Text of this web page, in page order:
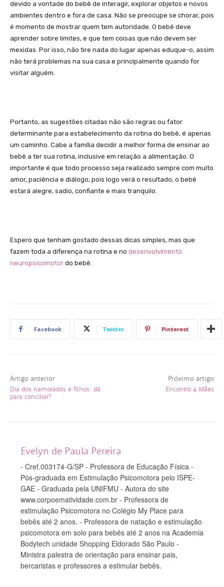
devido a vontade do bebê de interagir, explorar objetos e novos
ambientes dentro e fora de casa. Não se preocupe se chorar, pois
é momento de mostrar quem tem autoridade. O bebê deve
aprender sobre limites, e que tem coisas que não devem ser
mexidas. Por isso, não tire nada do lugar apenas eduque-o, assim
não terá problemas na sua casa e principalmente quando for
visitar alguém.
Portanto, as sugestões citadas não são regras ou fator
determinante para estabelecimento da rotina do bebê, é apenas
um caminho. Cabe a família decidir a melhor forma de ensinar ao
bebê a ter sua rotina, inclusive em relação a alimentação. O
importante é que todo processo seja realizado sempre com muito
amor, paciência e diálogo, pois logo verá o resultado, o bebê
estará alegre, sadio, confiante e mais tranquilo.
Espero que tenham gostado dessas dicas simples, mas que
fazem toda a diferença na rotina e no desenvolvimento
neuropsicomotor do bebê.
Facebook Twitter Pinterest
Artigo anterior
Dia dos namorados e filhos: dá
para conciliar?
Próximo artigo
Encontro 4 Mães
Evelyn de Paula Pereira
- Cref.003174-G/SP - Professora de Educação Física -
Pós-graduada em Estimulação Psicomotora pelo ISPE-
GAE - Graduada pela UNIFMU - Autora do site
www.corpoematividade.com.br - Professora de
estimulação Psicomotora no Colégio My Place para
bebês até 2 anos. - Professora de natação e estimulação
psicomotora em solo para bebês até 2 anos na Academia
Bodytech unidade Shopping Eldorado São Paulo -
Ministra palestra de orientação para ensinar pais,
bercaristas e professores a estimular bebês.